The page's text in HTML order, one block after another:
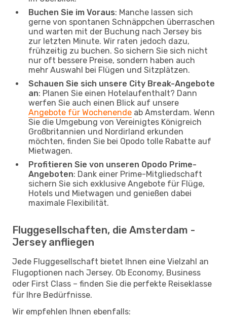
Buchen Sie im Voraus: Manche lassen sich
gerne von spontanen Schnäppchen überraschen
und warten mit der Buchung nach Jersey bis
zur letzten Minute. Wir raten jedoch dazu,
frühzeitig zu buchen. So sichern Sie sich nicht
nur oft bessere Preise, sondern haben auch
mehr Auswahl bei Flügen und Sitzplätzen.
Schauen Sie sich unsere City Break-Angebote
an: Planen Sie einen Hotelaufenthalt? Dann
werfen Sie auch einen Blick auf unsere
Angebote für Wochenende ab Amsterdam. Wenn
Sie die Umgebung von Vereinigtes Königreich
Großbritannien und Nordirland erkunden
möchten, finden Sie bei Opodo tolle Rabatte auf
Mietwagen.
Profitieren Sie von unseren Opodo Prime-
Angeboten: Dank einer Prime-Mitgliedschaft
sichern Sie sich exklusive Angebote für Flüge,
Hotels und Mietwagen und genießen dabei
maximale Flexibilität.
Fluggesellschaften, die Amsterdam -
Jersey anfliegen
Jede Fluggesellschaft bietet Ihnen eine Vielzahl an
Flugoptionen nach Jersey. Ob Economy, Business
oder First Class – finden Sie die perfekte Reiseklasse
für Ihre Bedürfnisse.
Wir empfehlen Ihnen ebenfalls: